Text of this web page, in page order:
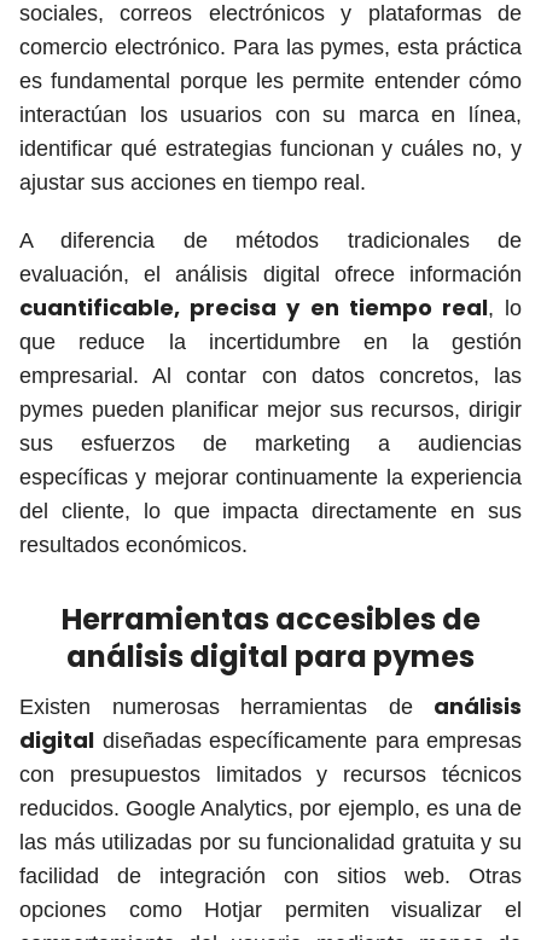
sociales, correos electrónicos y plataformas de
comercio electrónico. Para las pymes, esta práctica
es fundamental porque les permite entender cómo
interactúan los usuarios con su marca en línea,
identificar qué estrategias funcionan y cuáles no, y
ajustar sus acciones en tiempo real.
A diferencia de métodos tradicionales de
evaluación, el análisis digital ofrece información
cuantificable, precisa y en tiempo real, lo
que reduce la incertidumbre en la gestión
empresarial. Al contar con datos concretos, las
pymes pueden planificar mejor sus recursos, dirigir
sus esfuerzos de marketing a audiencias
específicas y mejorar continuamente la experiencia
del cliente, lo que impacta directamente en sus
resultados económicos.
Herramientas accesibles de
análisis digital para pymes
Existen numerosas herramientas de análisis
digital diseñadas específicamente para empresas
con presupuestos limitados y recursos técnicos
reducidos. Google Analytics, por ejemplo, es una de
las más utilizadas por su funcionalidad gratuita y su
facilidad de integración con sitios web. Otras
opciones como Hotjar permiten visualizar el